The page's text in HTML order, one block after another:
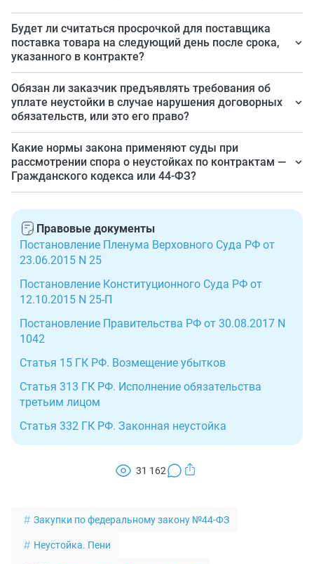
Будет ли считаться просрочкой для поставщика
поставка товара на следующий день после срока,
указанного в контракте?
Применимо к положениям ГК РФ и 44-ФЗ просрочка
исполнения обязательств по контракту 44-ФЗ — это
непоставка товара в предусмотренный контрактом
срок, при этом не оговаривается, на какой срок. Т.е.
исходя из буквального толкования норм закона, даже
опоздание на 1 день является просрочкой исполнения
обязательств для поставщика.
Обязан ли заказчик предъявлять требования об
уплате неустойки в случае нарушения договорных
обязательств, или это его право?
Заказчик обязан начислить неустойку по контракту и
предъявить ее ко взысканию во внесудебном или
судебном порядке поставщику.
Какие нормы закона применяют суды при
рассмотрении спора о неустойках по контрактам —
Гражданского кодекса или 44-ФЗ?
нормы 44-ФЗ.
Правовые документы
Постановление Пленума Верховного Суда РФ от
23.06.2015 N 25
Постановление Конституционного Суда РФ от
12.10.2015 N 25-П
Постановление Правительства РФ от 30.08.2017 N
1042
Статья 15 ГК РФ. Возмещение убытков
Статья 313 ГК РФ. Исполнение обязательства
третьим лицом
Статья 332 ГК РФ. Законная неустойка
31 162
Закупки по федеральному закону №44-ФЗ
Неустойка. Пени